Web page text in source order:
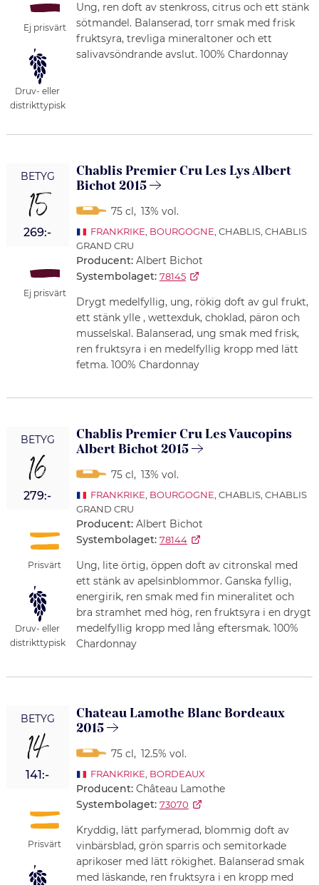
Ej prisvärt
Druv- eller
distrikttypisk
Ung, ren doft av stenkross, citrus och ett stänk
sötmandel. Balanserad, torr smak med frisk
fruktsyra, trevliga mineraltoner och ett
salivavsöndrande avslut. 100% Chardonnay
BETYG
15
269:-
Ej prisvärt
Chablis Premier Cru Les Lys Albert
Bichot 2015
75 cl, 13% vol.
FRANKRIKE BOURGOGNE , CHABLIS, CHABLIS
GRAND CRU
Producent: Albert Bichot
Systembolaget: 78145
Drygt medelfyllig, ung, rökig doft av gul frukt,
ett stänk ylle , wettexduk, choklad, päron och
musselskal. Balanserad, ung smak med frisk,
ren fruktsyra i en medelfyllig kropp med lätt
fetma. 100% Chardonnay
BETYG
16
279:-
Prisvärt
Druv- eller
distrikttypisk
Chablis Premier Cru Les Vaucopins
Albert Bichot 2015
75 cl, 13% vol.
FRANKRIKE BOURGOGNE , CHABLIS, CHABLIS
GRAND CRU
Producent: Albert Bichot
Systembolaget: 78144
Ung, lite örtig, öppen doft av citronskal med
ett stänk av apelsinblommor. Ganska fyllig,
energirik, ren smak med fin mineralitet och
bra stramhet med hög, ren fruktsyra i en drygt
medelfyllig kropp med lång eftersmak. 100%
Chardonnay
BETYG
14
141:-
Prisvärt
Chateau Lamothe Blanc Bordeaux
2015
75 cl, 12.5% vol.
FRANKRIKE BORDEAUX
Producent: Château Lamothe
Systembolaget: 73070
Kryddig, lätt parfymerad, blommig doft av
vinbärsblad, grön sparris och semitorkade
aprikoser med lätt rökighet. Balanserad smak
med läskande, ren fruktsyra i en kropp med